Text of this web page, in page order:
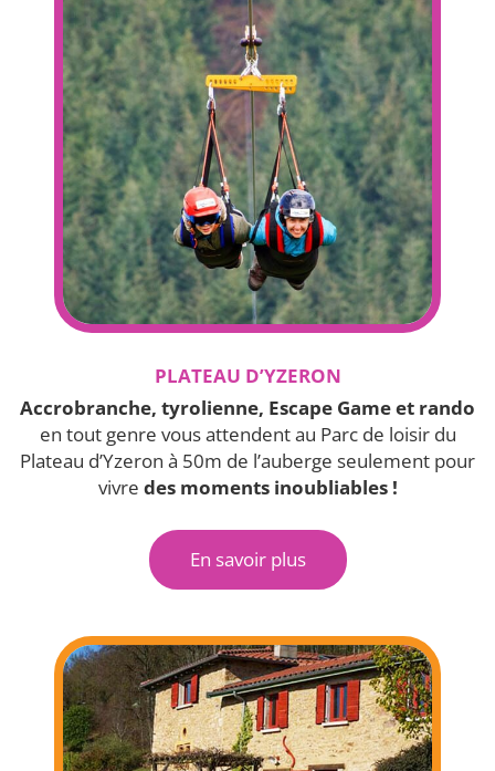
PLATEAU D’YZERON
Accrobranche, tyrolienne, Escape Game et rando
en tout genre vous attendent au Parc de loisir du
Plateau d’Yzeron à 50m de l’auberge seulement pour
vivre des moments inoubliables !
En savoir plus